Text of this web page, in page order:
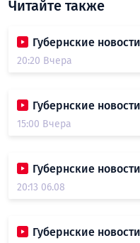
Читайте также
Губернские
20:20 Вчера
Губернские
15:00 Вчера
Губернские
20:13 06.08
Губернские